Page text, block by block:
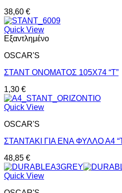
38,60 €
Quick View
Εξαντλημένο
OSCAR'S
ΣΤΑΝΤ ΟΝΟΜΑΤΟΣ 105X74 “T”
1,30 €
Quick View
OSCAR'S
ΣΤΑΝΤΑΚΙ ΓΙΑ ΕΝΑ ΦΥΛΛΟ Α4
48,85 €
Quick View